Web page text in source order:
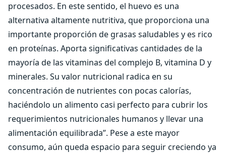
procesados. En este sentido, el huevo es una
alternativa altamente nutritiva, que proporciona una
importante proporción de grasas saludables y es rico
en proteínas. Aporta significativas cantidades de la
mayoría de las vitaminas del complejo B, vitamina D y
minerales. Su valor nutricional radica en su
concentración de nutrientes con pocas calorías,
haciéndolo un alimento casi perfecto para cubrir los
requerimientos nutricionales humanos y llevar una
alimentación equilibrada”. Pese a este mayor
consumo, aún queda espacio para seguir creciendo ya